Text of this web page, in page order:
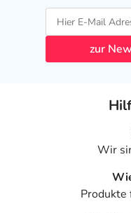
zur
Wir
Produkte